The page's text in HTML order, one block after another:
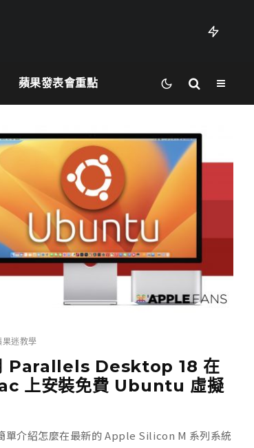
蘋果發表會重點
果迷教學
Parallels Desktop 18 在
上安裝免費 Ubuntu 虛擬
單介紹怎麼在最新的 Apple Silicon M 系列系統